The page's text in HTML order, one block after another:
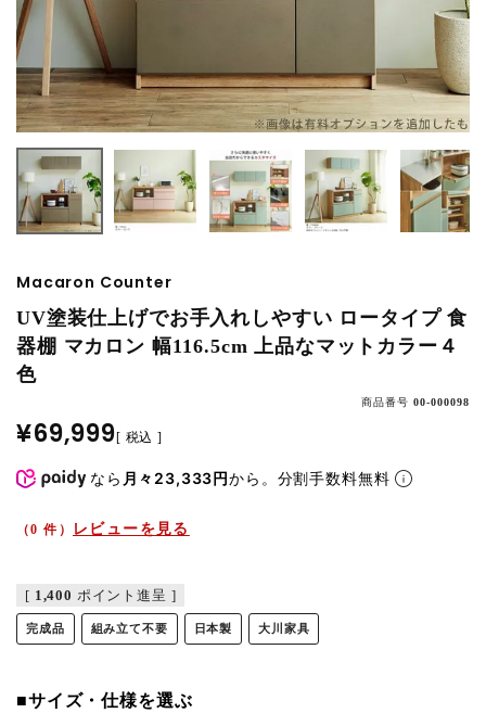
Macaron Counter
UV塗装仕上げでお手入れしやすい ロータイプ 食
器棚 マカロン 幅116.5cm 上品なマットカラー４
色
商品番号 00-000098
¥69,999 税込
なら 月々23,333円から。分割手数料無料
（0 件） レビューを見る
[ 1,400 ポイント進呈 ]
完成品 組み立て不要 日本製 大川家具
■サイズ・仕様を選ぶ